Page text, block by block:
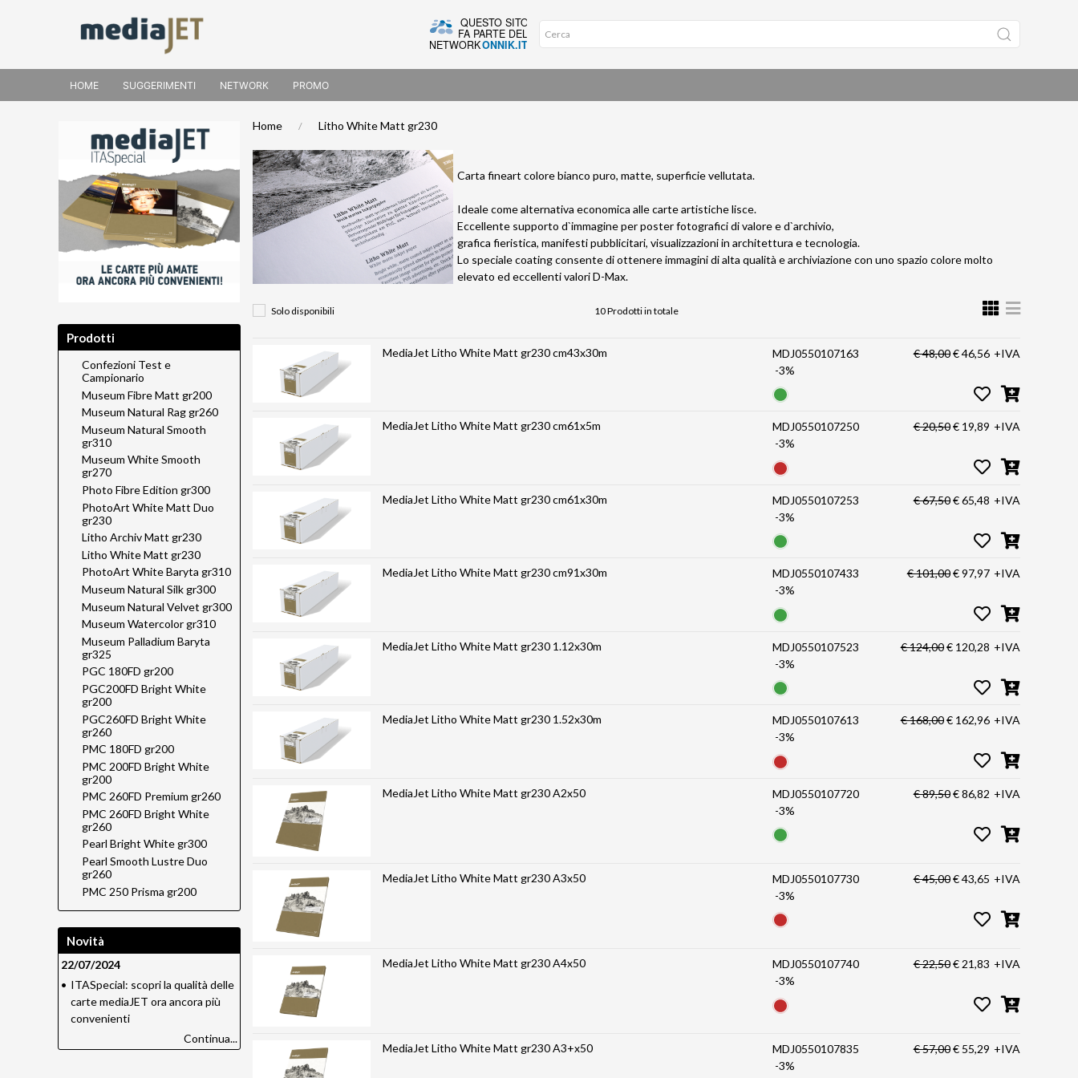
HOME SUGGERIMENTI NETWORK PROMO
Home Litho White Matt gr230
Carta fineart colore bianco puro, matte, superficie vellutata.
Ideale come alternativa economica alle carte artistiche lisce.
Eccellente supporto d`immagine per poster fotografici di valore e d`archivio,
grafica fieristica, manifesti pubblicitari, visualizzazioni in architettura e tecnologia.
Lo speciale coating consente di ottenere immagini di alta qualità e archiviazione con uno spazio colore molto
elevato ed eccellenti valori D-Max.
Solo disponibili 10 Prodotti in totale
MediaJet Litho White Matt gr230 cm43x30m
MDJ0550107163
-3%
€ 48,00€ 46,56 +IVA
MediaJet Litho White Matt gr230 cm61x5m
MDJ0550107250
-3%
€ 20,50€ 19,89 +IVA
MediaJet Litho White Matt gr230 cm61x30m
MDJ0550107253
-3%
€ 67,50€ 65,48 +IVA
MediaJet Litho White Matt gr230 cm91x30m
MDJ0550107433
-3%
€ 101,00€ 97,97 +IVA
MediaJet Litho White Matt gr230 1.12x30m
MDJ0550107523
-3%
€ 124,00€ 120,28 +IVA
MediaJet Litho White Matt gr230 1.52x30m
MDJ0550107613
-3%
€ 168,00€ 162,96 +IVA
MediaJet Litho White Matt gr230 A2x50
MDJ0550107720
-3%
€ 89,50€ 86,82 +IVA
MediaJet Litho White Matt gr230 A3x50
MDJ0550107730
-3%
€ 45,00€ 43,65 +IVA
MediaJet Litho White Matt gr230 A4x50
MDJ0550107740
-3%
€ 22,50€ 21,83 +IVA
MediaJet Litho White Matt gr230 A3+x50
MDJ0550107835
-3%
€ 57,00€ 55,29 +IVA
Prodotti
Confezioni Test e
Campionario
Museum Fibre Matt gr200
Museum Natural Rag gr260
Museum Natural Smooth
gr310
Museum White Smooth
gr270
Photo Fibre Edition gr300
PhotoArt White Matt Duo
gr230
Litho Archiv Matt gr230
Litho White Matt gr230
PhotoArt White Baryta gr310
Museum Natural Silk gr300
Museum Natural Velvet gr300
Museum Watercolor gr310
Museum Palladium Baryta
gr325
PGC 180FD gr200
PGC200FD Bright White
gr200
PGC260FD Bright White
gr260
PMC 180FD gr200
PMC 200FD Bright White
gr200
PMC 260FD Premium gr260
PMC 260FD Bright White
gr260
Pearl Bright White gr300
Pearl Smooth Lustre Duo
gr260
PMC 250 Prisma gr200
Novità
22/07/2024
• ITASpecial: scopri la qualità delle
carte mediaJET ora ancora più
convenienti
Continua...